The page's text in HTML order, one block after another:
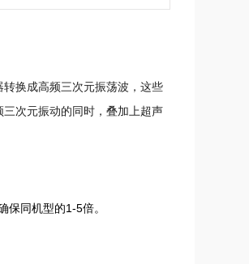
换成高频三次元振荡波，这些
次元振动的同时，叠加上超声
同机型的1-5倍。